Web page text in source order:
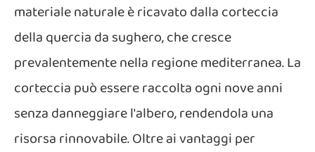
materiale naturale è ricavato dalla corteccia
della quercia da sughero, che cresce
prevalentemente nella regione mediterranea. La
corteccia può essere raccolta ogni nove anni
senza danneggiare l'albero, rendendola una
risorsa rinnovabile. Oltre ai vantaggi per